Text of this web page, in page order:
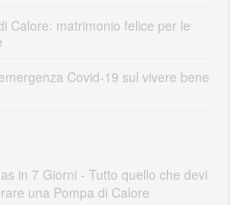
Calore: matrimonio felice per le
Covid-19 sul vivere bene